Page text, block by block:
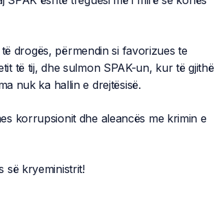
drogës, përmendin si favorizues te
të tij, dhe sulmon SPAK-un, kur të gjithë
nuk ka hallin e drejtësisë.
korrupsionit dhe aleancës me krimin e
së kryeministrit!